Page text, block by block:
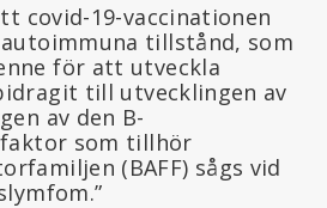
covid-19-vaccinationen
tillstånd, som
för att utveckla
till utvecklingen av
av den B-
som tillhör
(BAFF) sågs vid